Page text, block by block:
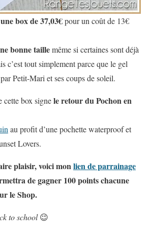
box de 37,03€pour un coût de 13€
bonne taillemême si certaines sont déjà
c’est tout simplement parce que le gel
Petit-Mari et ses coups de soleil.
cette box signele retour du Pochon en
au profit d’une pochette waterproof et
Lovers.
plaisir, voici monlien de parrainage
de gagner 100 points chacune
le Shop.
to school😉